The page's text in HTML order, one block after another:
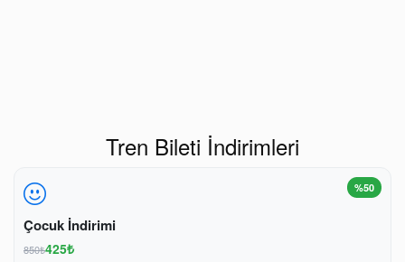
Tren Bileti İndirimleri
%50
Çocuk İndirimi
850₺425₺